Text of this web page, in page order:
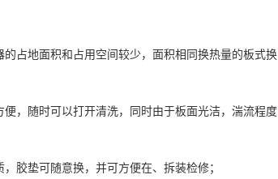
占地面积和占用空间较少，面积相同换热量的板式换
，随时可以打开清洗，同时由于板面光洁，湍流程度
胶垫可随意换，并可方便在、拆装检修；